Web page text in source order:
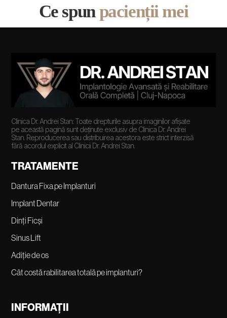
Ce spunpacienții mei
Clinica Dr. Andrei Stan: Toate drepturile asupra imaginilor afișate
pe această pagină sunt deținute exclusiv de Clinica Dr. Andrei
Stan. Reproducerea sau distribuirea acestora este strict interzisă
fără acordul explicit al Clinicii Dr. Andrei Stan.
TRATAMENTE
Dantura Fixa pe Implanturi
Implant Dentar
Dinți Ficși
Sinus Lift
Adiție de os
Cât costă rabilitarea totală pe implanturi?
INFORMAȚII